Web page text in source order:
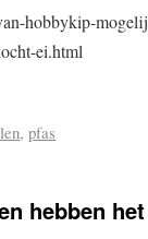
hobbykip-
ei.html
,pfas
hebben het